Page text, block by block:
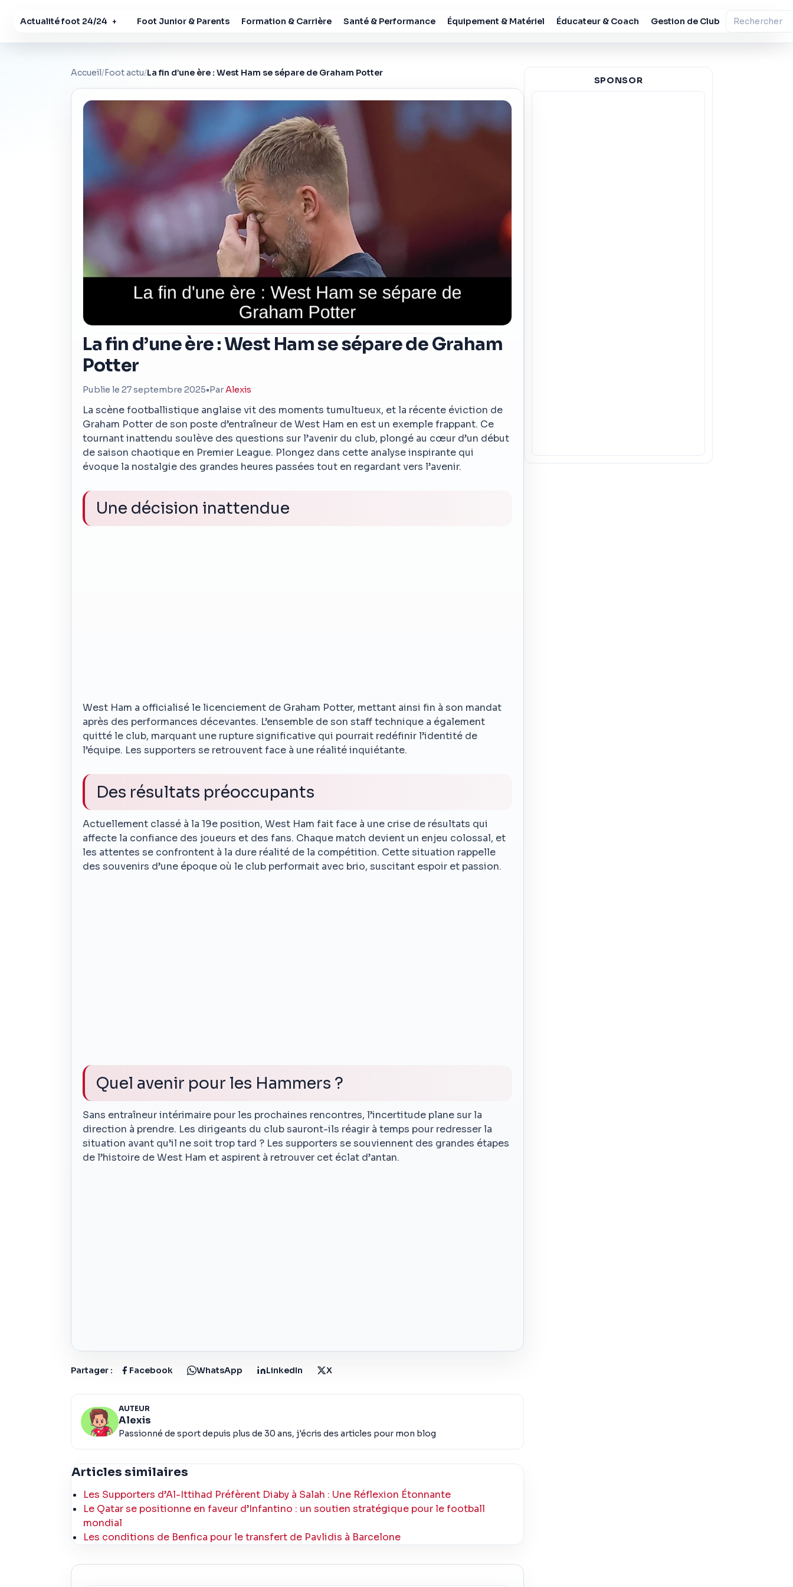
Actualité foot 24/24 + Foot Junior & Parents Formation & Carrière Santé & Performance Équipement & Matériel Éducateur & Coach Gestion de Club
Accueil/Foot actu/La fin d’une ère : West Ham se sépare de Graham Potter
La fin d’une ère : West Ham se sépare de Graham
Potter
Publie le 27 septembre 2025•ParAlexis
La scène footballistique anglaise vit des moments tumultueux, et la récente éviction de
Graham Potter de son poste d’entraîneur de West Ham en est un exemple frappant. Ce
tournant inattendu soulève des questions sur l’avenir du club, plongé au cœur d’un début
de saison chaotique en Premier League. Plongez dans cette analyse inspirante qui
évoque la nostalgie des grandes heures passées tout en regardant vers l’avenir.
Une décision inattendue
West Ham a officialisé le licenciement de Graham Potter, mettant ainsi fin à son mandat
après des performances décevantes. L’ensemble de son staff technique a également
quitté le club, marquant une rupture significative qui pourrait redéfinir l’identité de
l’équipe. Les supporters se retrouvent face à une réalité inquiétante.
Des résultats préoccupants
Actuellement classé à la 19e position, West Ham fait face à une crise de résultats qui
affecte la confiance des joueurs et des fans. Chaque match devient un enjeu colossal, et
les attentes se confrontent à la dure réalité de la compétition. Cette situation rappelle
des souvenirs d’une époque où le club performait avec brio, suscitant espoir et passion.
Quel avenir pour les Hammers ?
Sans entraîneur intérimaire pour les prochaines rencontres, l’incertitude plane sur la
direction à prendre. Les dirigeants du club sauront-ils réagir à temps pour redresser la
situation avant qu’il ne soit trop tard ? Les supporters se souviennent des grandes étapes
de l’histoire de West Ham et aspirent à retrouver cet éclat d’antan.
Partager : Facebook WhatsApp LinkedIn X
AUTEUR
Alexis
Passionné de sport depuis plus de 30 ans, j'écris des articles pour mon blog
Articles similaires
Les Supporters d’Al-Ittihad Préfèrent Diaby à Salah : Une Réflexion Étonnante
Le Qatar se positionne en faveur d’Infantino : un soutien stratégique pour le football
mondial
Les conditions de Benfica pour le transfert de Pavlidis à Barcelone
SPONSOR